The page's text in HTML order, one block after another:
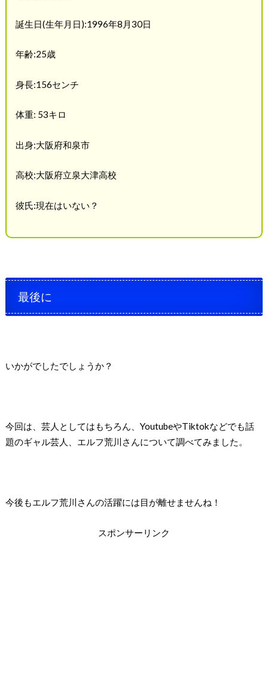
誕生日(生年月日):1996年8月30日
年齢:25歳
身長:156センチ
体重: 53キロ
出身:大阪府和泉市
高校:大阪府立泉大津高校
彼氏:現在はいない？
最後に
いかがでしたでしょうか？
今回は、芸人としてはもちろん、YoutubeやTiktokなどでも話
題のギャル芸人、エルフ荒川さんについて調べてみました。
今後もエルフ荒川さんの活躍には目が離せませんね！
スポンサーリンク